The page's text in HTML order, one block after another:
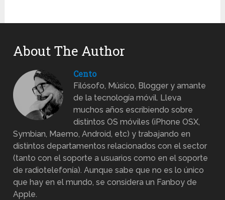
About The Author
Cento
Filósofo, Músico, Blogger y amante
de la tecnología móvil. Lleva
muchos años escribiendo sobre
distintos OS móviles (iPhone OSX,
Symbian, Maemo, Android, etc) y trabajando en
distintos departamentos relacionados con el sector
(tanto con el soporte a usuarios como en el soporte
de radiotelefonía). Aunque sabe que no es lo único
que hay en el mundo, se considera un Fanboy de
Apple.